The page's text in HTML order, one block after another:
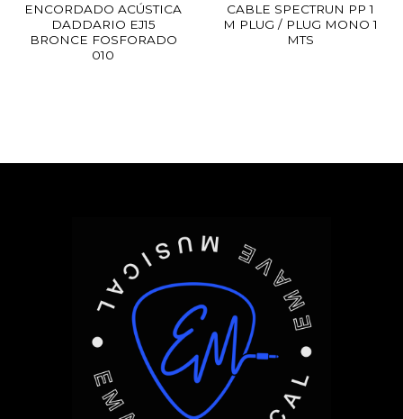
ENCORDADO ACÚSTICA
DADDARIO EJ15
BRONCE FOSFORADO
010
CABLE SPECTRUN PP 1
M PLUG / PLUG MONO 1
MTS